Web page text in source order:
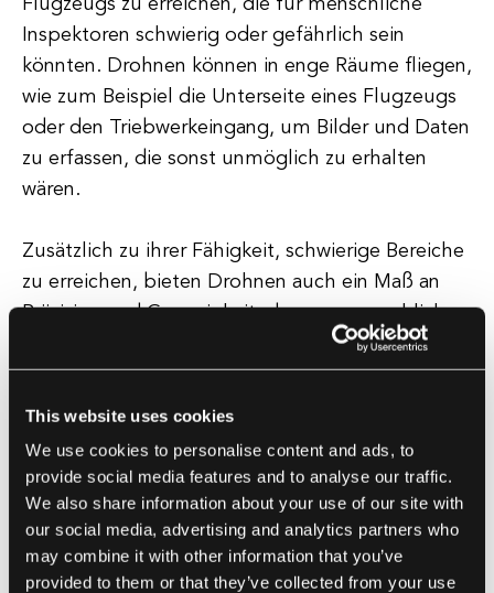
This website uses cookies
We use cookies to personalise content and ads, to
provide social media features and to analyse our traffic.
We also share information about your use of our site with
our social media, advertising and analytics partners who
may combine it with other information that you’ve
provided to them or that they’ve collected from your use
Flugzeugs zu erreichen, die für menschliche
Inspektoren schwierig oder gefährlich sein
könnten. Drohnen können in enge Räume fliegen,
wie zum Beispiel die Unterseite eines Flugzeugs
oder den Triebwerkeingang, um Bilder und Daten
zu erfassen, die sonst unmöglich zu erhalten
wären.
Zusätzlich zu ihrer Fähigkeit, schwierige Bereiche
zu erreichen, bieten Drohnen auch ein Maß an
Präzision und Genauigkeit, das von menschlichen
Inspektoren unerreicht ist. Drohnen können
hochauflösende Bilder und Daten erfassen, die
analysiert werden können, um selbst die kleinsten
einem Flugzeug zu erkennen. Dadurch können
potenzielle Probleme identifiziert und adressiert
werden, bevor sie zu ernsthaften Problemen
werden, die die Sicherheit des Flugzeugs